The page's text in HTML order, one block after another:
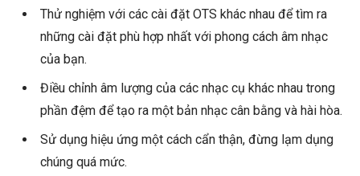
Thử nghiệm với các cài đặt OTS khác nhau để tìm ra
những cài đặt phù hợp nhất với phong cách âm nhạc
của bạn.
Điều chỉnh âm lượng của các nhạc cụ khác nhau trong
phần đệm để tạo ra một bản nhạc cân bằng và hài hòa.
Sử dụng hiệu ứng một cách cẩn thận, đừng lạm dụng
chúng quá mức.